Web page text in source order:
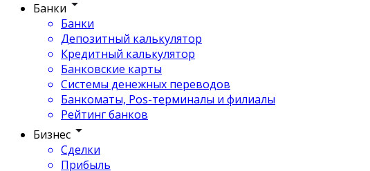
Банки
Банки
Депозитный калькулятор
Кредитный калькулятор
Банковские карты
Системы денежных переводов
Банкоматы, Pos-терминалы и филиалы
Рейтинг банков
Бизнес
Сделки
Прибыль